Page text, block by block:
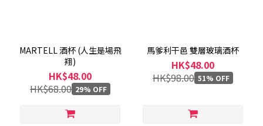
MARTELL 酒杯 (人生是場飛
翔)
HK$48.00
HK$68.00 29% OFF
馬爹利干邑 雙層玻璃酒杯
HK$48.00
HK$98.00 51% OFF